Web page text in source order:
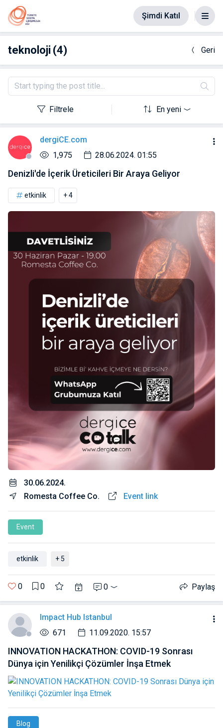
Şimdi Katıl
teknoloji (4) Geri
Filtrele En yeni
dergiCE.com
1,975
28.06.2024. 01:55
Denizli'de İçerik Üreticileri Bir Araya Geliyor
etkinlik + 4
30.06.2024.
Romesta Coffee Co.
Event link
Event
etkinlik + 5
0 0 0 Paylaş
Impact Hub Istanbul
671
11.09.2020. 15:57
INNOVATION HACKATHON: COVID-19 Sonrası
Dünya için Yenilikçi Çözümler İnşa Etmek
Blog